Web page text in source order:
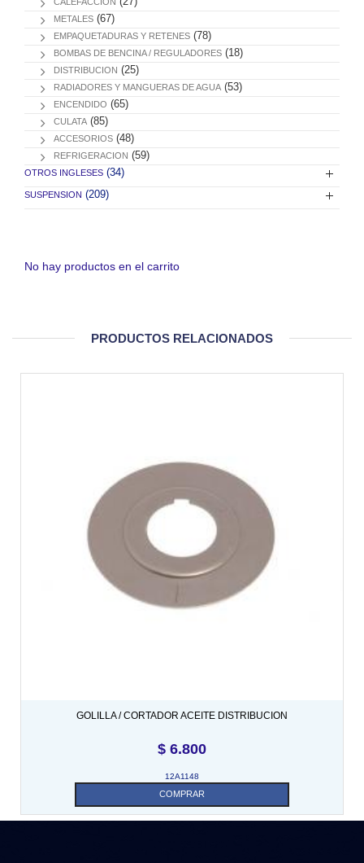
METALES (67)
EMPAQUETADURAS Y RETENES (78)
BOMBAS DE BENCINA / REGULADORES (18)
DISTRIBUCION (25)
RADIADORES Y MANGUERAS DE AGUA (53)
ENCENDIDO (65)
CULATA (85)
ACCESORIOS (48)
REFRIGERACION (59)
OTROS INGLESES (34)
SUSPENSION (209)
No hay productos en el carrito
PRODUCTOS RELACIONADOS
GOLILLA / CORTADOR ACEITE DISTRIBUCION
$ 6.800
12A1148
COMPRAR